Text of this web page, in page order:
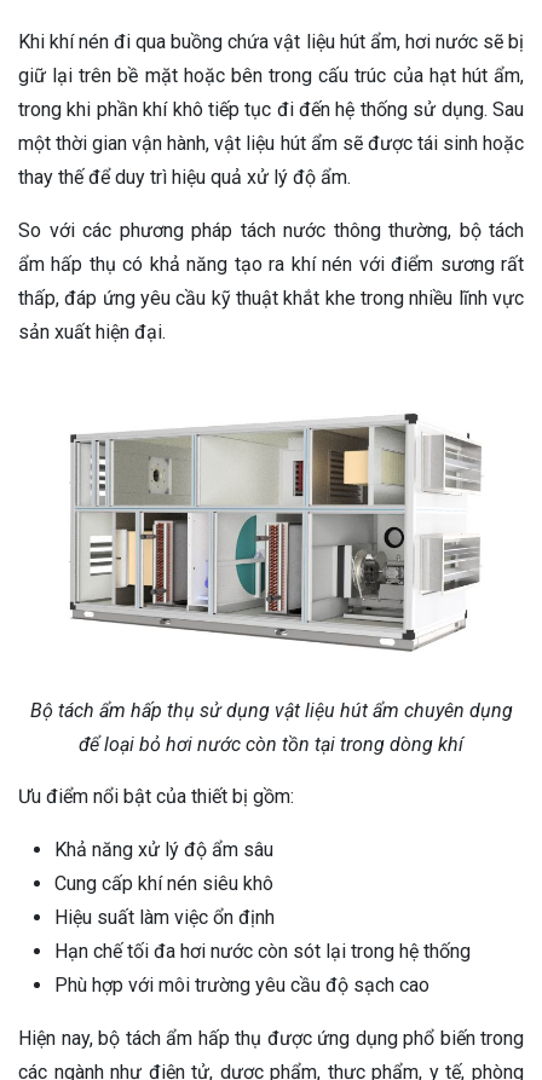
Khi khí nén đi qua buồng chứa vật liệu hút ẩm, hơi nước sẽ bị
giữ lại trên bề mặt hoặc bên trong cấu trúc của hạt hút ẩm,
trong khi phần khí khô tiếp tục đi đến hệ thống sử dụng. Sau
một thời gian vận hành, vật liệu hút ẩm sẽ được tái sinh hoặc
thay thế để duy trì hiệu quả xử lý độ ẩm.
So với các phương pháp tách nước thông thường, bộ tách
ẩm hấp thụ có khả năng tạo ra khí nén với điểm sương rất
thấp, đáp ứng yêu cầu kỹ thuật khắt khe trong nhiều lĩnh vực
sản xuất hiện đại.
Bộ tách ẩm hấp thụ sử dụng vật liệu hút ẩm chuyên dụng
để loại bỏ hơi nước còn tồn tại trong dòng khí
Ưu điểm nổi bật của thiết bị gồm:
Khả năng xử lý độ ẩm sâu
Cung cấp khí nén siêu khô
Hiệu suất làm việc ổn định
Hạn chế tối đa hơi nước còn sót lại trong hệ thống
Phù hợp với môi trường yêu cầu độ sạch cao
Hiện nay, bộ tách ẩm hấp thụ được ứng dụng phổ biến trong
các ngành như điện tử, dược phẩm, thực phẩm, y tế, phòng